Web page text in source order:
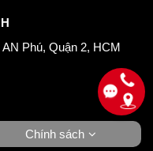
phân phối đèn led
hơn 10 năm.
Phú, Quận 2, HCM
Chính sách